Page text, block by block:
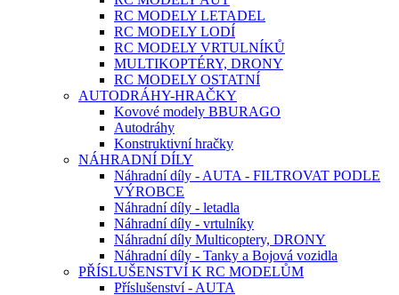
RC MODELY LETADEL
RC MODELY LODÍ
RC MODELY VRTULNÍKŮ
MULTIKOPTÉRY, DRONY
RC MODELY OSTATNÍ
AUTODRÁHY-HRAČKY
Kovové modely BBURAGO
Autodráhy
Konstruktivní hračky
NÁHRADNÍ DÍLY
Náhradní díly - AUTA - FILTROVAT PODLE
VÝROBCE
Náhradní díly - letadla
Náhradní díly - vrtulníky
Náhradní díly Multicoptery, DRONY
Náhradní díly - Tanky a Bojová vozidla
PŘÍSLUŠENSTVÍ K RC MODELŮM
Příslušenství - AUTA